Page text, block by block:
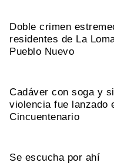
Doble crimen
residentes de La
Pueblo Nuevo
Cadáver con soga y
violencia fue lanzado
Cincuentenario
Se escucha por ahí